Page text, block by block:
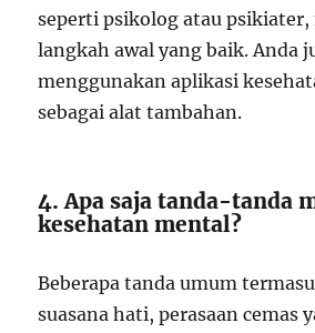
seperti psikolog atau psikiater,
langkah awal yang baik. Anda
menggunakan aplikasi
sebagai alat tambahan.
4. Apa saja tanda-tanda
kesehatan mental?
Beberapa tanda umum
suasana hati, perasaan cemas